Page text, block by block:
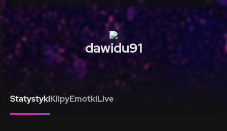
dawidu91
StatystykiKlipyEmotkiLive